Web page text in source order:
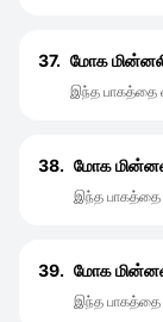
37. மோக
இந்த பாகத்தை
38. மோக
இந்த பாகத்தை
39. மோக
இந்த பாகத்தை